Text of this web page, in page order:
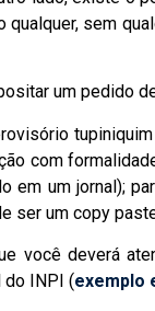
sem
um pedido
com
em um jornal);
ser um copy
você deverá
do INPI (exemplo